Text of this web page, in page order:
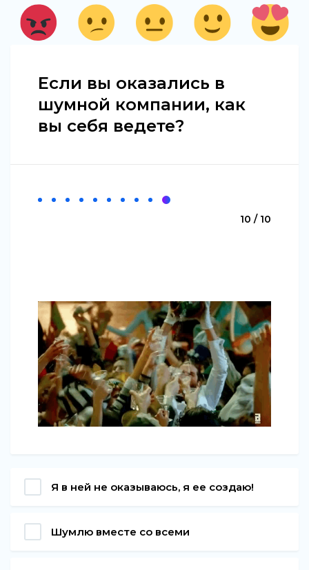
Если вы оказались в
шумной компании, как
вы себя ведете?
10 / 10
Я в ней не оказываюсь, я ее создаю!
Шумлю вместе со всеми